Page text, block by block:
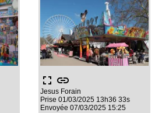
fullscreen link
Jesus Forain
Prise 01/03/2025 13h36 33s
Envoyée 07/03/2025 15:25